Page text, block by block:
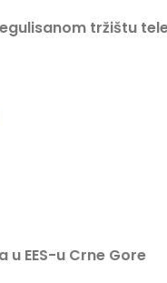
tržištu
EES-u Crne Gore